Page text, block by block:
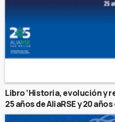
Libro ‘Historia, evolución y
25 años de AliaRSE y 20